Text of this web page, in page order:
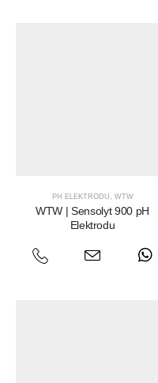
PH ELEKTRODU , WTW
WTW | Sensolyt 900 pH
Elektrodu